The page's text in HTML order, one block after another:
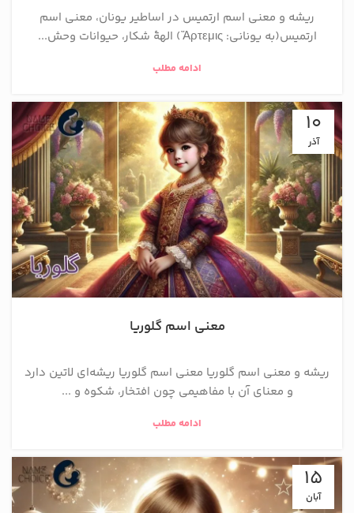
ریشه و معنی اسم ارتمیس در اساطیر یونان، معنی اسم
ارتمیس(به یونانی: Ἄρτεμις) الههٔ شکار، حیوانات وحش...
ادامه مطلب
10
آذر
معنی اسم گلوریا
ریشه و معنی اسم گلوریا معنی اسم گلوریا ریشه‌ای لاتین دارد
و معنای آن با مفاهیمی چون افتخار، شکوه و ...
ادامه مطلب
15
آبان